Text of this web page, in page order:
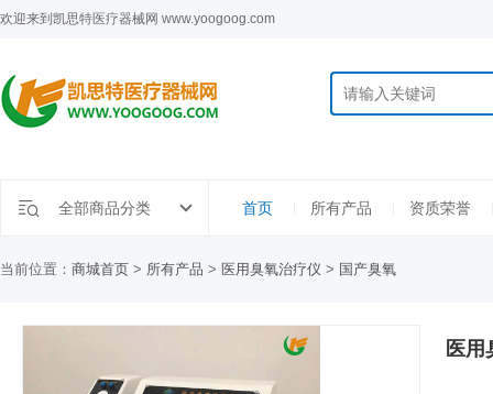
欢迎来到凯思特医疗器械网 www.yoogoog.com
全部商品分类 首页 所有产品 资质荣誉
当前位置： 商城首页 > 所有产品 > 医用臭氧治疗仪 > 国产臭氧
医用